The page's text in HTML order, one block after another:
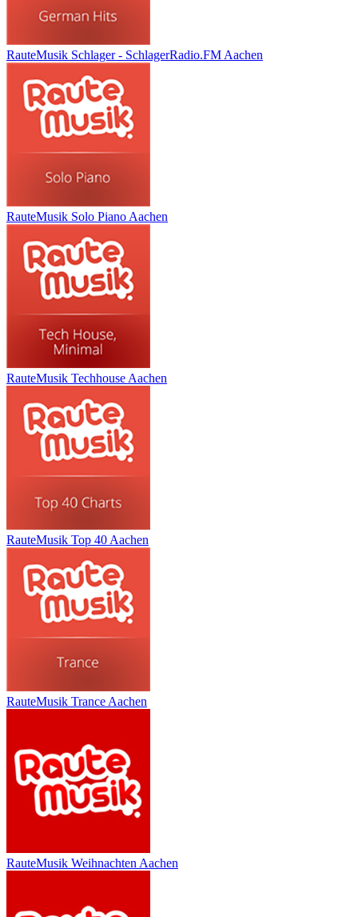
RauteMusik Schlager - SchlagerRadio.FM Aachen
RauteMusik Solo Piano Aachen
RauteMusik Techhouse Aachen
RauteMusik Top 40 Aachen
RauteMusik Trance Aachen
RauteMusik Weihnachten Aachen